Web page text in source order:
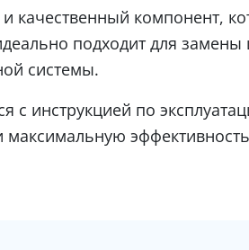
качественный компонент,
подходит для
системы.
с инструкцией по